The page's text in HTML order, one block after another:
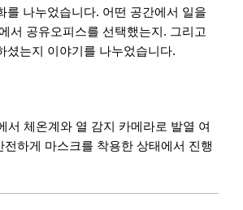
를 나누었습니다. 어떤 공간에서 일을
서 공유오피스를 선택했는지. 그리고
셨는지 이야기를 나누었습니다.
서 체온계와 열 감지 카메라로 발열 여
전하게 마스크를 착용한 상태에서 진행